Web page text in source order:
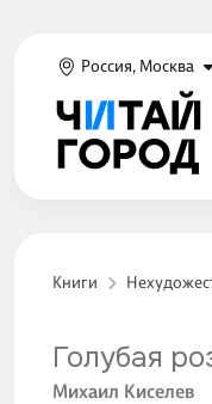
Россия, Москва
Книги
Голубая
Михаил Киселев